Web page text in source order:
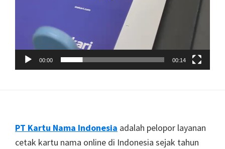
00:00 00:14
Footer
PT Kartu Nama Indonesia adalah pelopor layanan
cetak kartu nama online di Indonesia sejak tahun